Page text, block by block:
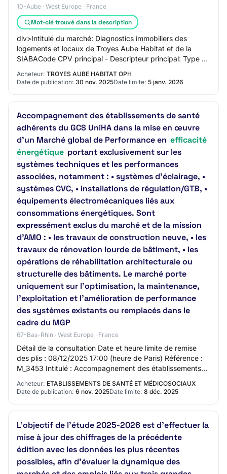
10-Aube · West Europe · France
Mot-clé trouvé dans la description
div>Intitulé du marché: Diagnostics immobiliers des
logements et locaux de Troyes Aube Habitat et de la
SIABACode CPV principal - Descripteur principal: Type de
Acheteur: TROYES AUBE HABITAT OPH
Date de publication: 30 nov. 2025Date limite: 5 janv. 2026
Accompagnement des établissements de santé
adhérents du GCS UniHA dans la mise en œuvre
d’un Marché global de Performance en efficacité
énergétique portant exclusivement sur les
systèmes techniques et les performances
associées, notamment : • systèmes d’éclairage, •
systèmes CVC, • installations de régulation/GTB, •
équipements électromécaniques liés aux
consommations énergétiques. Sont
expressément exclus du marché et de la mission
d’AMO : • les travaux de construction neuve, • les
travaux de rénovation lourde de bâtiment, • les
opérations de réhabilitation architecturale ou
structurelle des bâtiments. Le marché porte
uniquement sur l’optimisation, la maintenance,
l’exploitation et l’amélioration de performance
des systèmes existants ou remplacés dans le
cadre du MGP
67-Bas-Rhin · West Europe · France
Détail de la consultation Date et heure limite de remise
des plis : 08/12/2025 17:00 (heure de Paris) Référence :
M_3453 Intitulé : Accompagnement des établissements
de santé adhérents du GCS UniHA d…
Acheteur: ETABLISSEMENTS DE SANTÉ ET MÉDICOSOCIAUX
Date de publication: 6 nov. 2025Date limite: 8 déc. 2025
L'objectif de l'étude 2025-2026 est d'effectuer la
mise à jour des chiffrages de la précédente
édition avec les données les plus récentes
possibles, afin d'évaluer la dynamique des